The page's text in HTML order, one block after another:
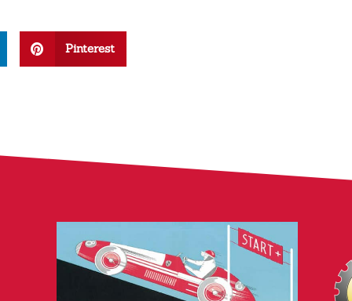
Pinterest